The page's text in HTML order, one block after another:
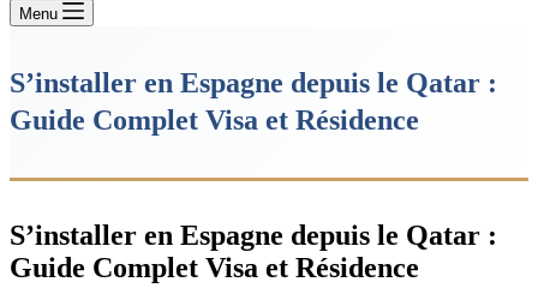
Menu
S’installer en Espagne depuis le Qatar :
Guide Complet Visa et Résidence
S’installer en Espagne depuis le Qatar :
Guide Complet Visa et Résidence